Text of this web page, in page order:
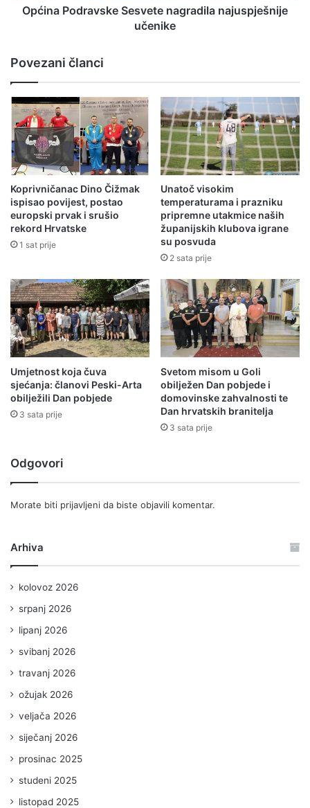
Općina Podravske Sesvete nagradila najuspješnije
učenike
Povezani članci
Koprivničanac Dino Čižmak
ispisao povijest, postao
europski prvak i srušio
rekord Hrvatske
1 sat prije
Unatoč visokim
temperaturama i prazniku
pripremne utakmice naših
županijskih klubova igrane
su posvuda
2 sata prije
Umjetnost koja čuva
sjećanja: članovi Peski-Arta
obilježili Dan pobjede
3 sata prije
Svetom misom u Goli
obilježen Dan pobjede i
domovinske zahvalnosti te
Dan hrvatskih branitelja
3 sata prije
Odgovori
Morate biti prijavljeni da biste objavili komentar.
Arhiva
kolovoz 2026
srpanj 2026
lipanj 2026
svibanj 2026
travanj 2026
ožujak 2026
veljača 2026
siječanj 2026
prosinac 2025
studeni 2025
listopad 2025